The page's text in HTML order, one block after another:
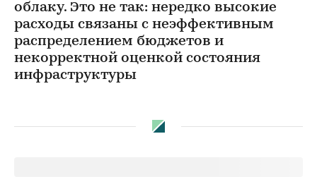
облаку. Это не так: нередко высокие
расходы связаны с неэффективным
распределением бюджетов и
некорректной оценкой состояния
инфраструктуры